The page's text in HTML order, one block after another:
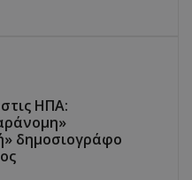
ΗΠΑ:
δημοσιογράφο